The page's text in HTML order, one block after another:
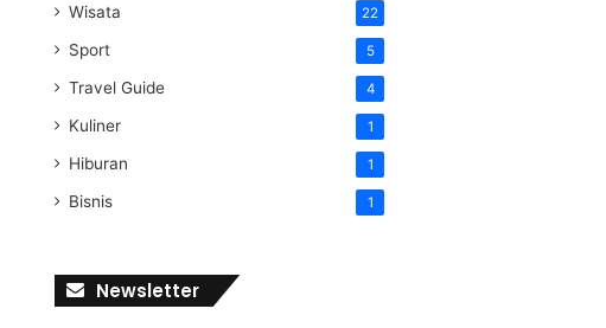
Wisata 22
Sport 5
Travel Guide 4
Kuliner 1
Hiburan 1
Bisnis 1
Newsletter